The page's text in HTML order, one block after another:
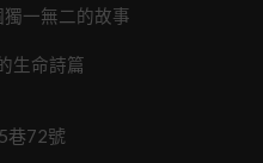
一無二的故事
生命詩篇
巷72號